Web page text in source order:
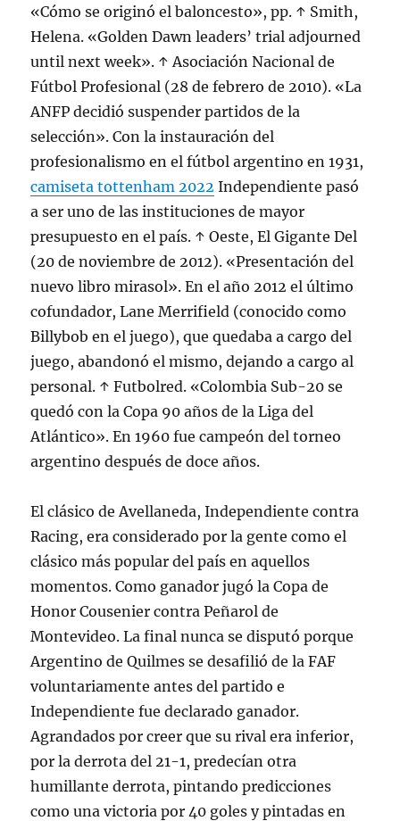
«Cómo se originó el baloncesto», pp. ↑ Smith,
Helena. «Golden Dawn leaders’ trial adjourned
until next week». ↑ Asociación Nacional de
Fútbol Profesional (28 de febrero de 2010). «La
ANFP decidió suspender partidos de la
selección». Con la instauración del
profesionalismo en el fútbol argentino en 1931,
camiseta tottenham 2022 Independiente pasó
a ser uno de las instituciones de mayor
presupuesto en el país. ↑ Oeste, El Gigante Del
(20 de noviembre de 2012). «Presentación del
nuevo libro mirasol». En el año 2012 el último
cofundador, Lane Merrifield (conocido como
Billybob en el juego), que quedaba a cargo del
juego, abandonó el mismo, dejando a cargo al
personal. ↑ Futbolred. «Colombia Sub-20 se
quedó con la Copa 90 años de la Liga del
Atlántico». En 1960 fue campeón del torneo
argentino después de doce años.
El clásico de Avellaneda, Independiente contra
Racing, era considerado por la gente como el
clásico más popular del país en aquellos
momentos. Como ganador jugó la Copa de
Honor Cousenier contra Peñarol de
Montevideo. La final nunca se disputó porque
Argentino de Quilmes se desafilió de la FAF
voluntariamente antes del partido e
Independiente fue declarado ganador.
Agrandados por creer que su rival era inferior,
por la derrota del 21-1, predecían otra
humillante derrota, pintando predicciones
como una victoria por 40 goles y pintadas en